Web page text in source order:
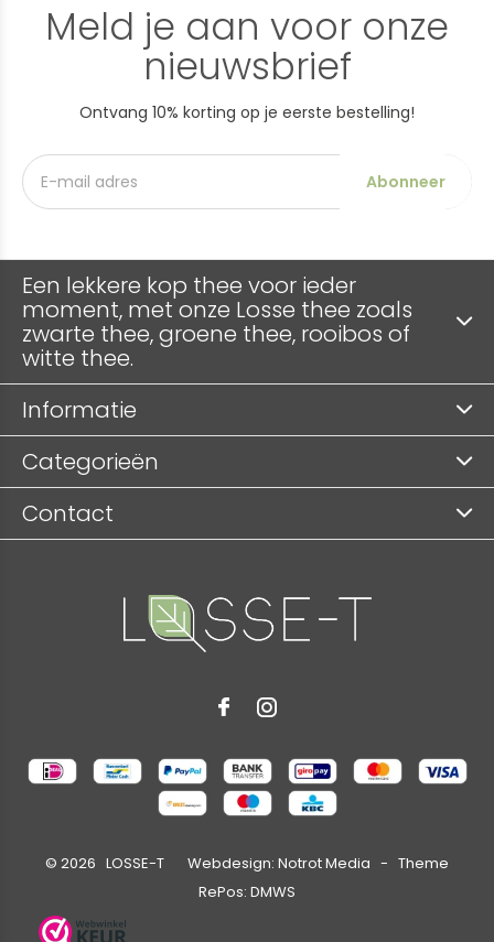
Meld je aan voor onze
nieuwsbrief
Ontvang 10% korting op je eerste bestelling!
Abonneer
Een lekkere kop thee voor ieder
moment, met onze Losse thee zoals
zwarte thee, groene thee, rooibos of
witte thee.
Informatie
Categorieën
Contact
© 2026 LOSSE-T Webdesign: Notrot Media - Theme
RePos: DMWS